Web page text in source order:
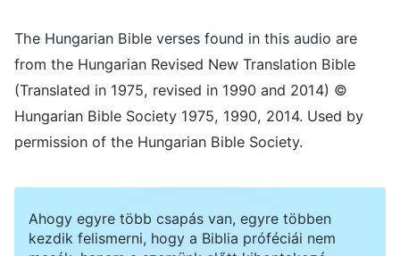
The Hungarian Bible verses found in this audio are
from the Hungarian Revised New Translation Bible
(Translated in 1975, revised in 1990 and 2014) ©
Hungarian Bible Society 1975, 1990, 2014. Used by
permission of the Hungarian Bible Society.
Ahogy egyre több csapás van, egyre többen
kezdik felismerni, hogy a Biblia próféciái nem